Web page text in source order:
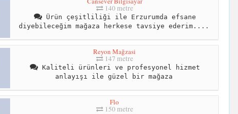
140 metre
Ürün çeşitliliği ile Erzurumda efsane
diyebileceğim mağaza herkese tavsiye ederim....
Reyon Mağzasi
147 metre
Kaliteli ürünleri ve profesyonel hizmet
anlayışı ile güzel bir mağaza
Flo
150 metre